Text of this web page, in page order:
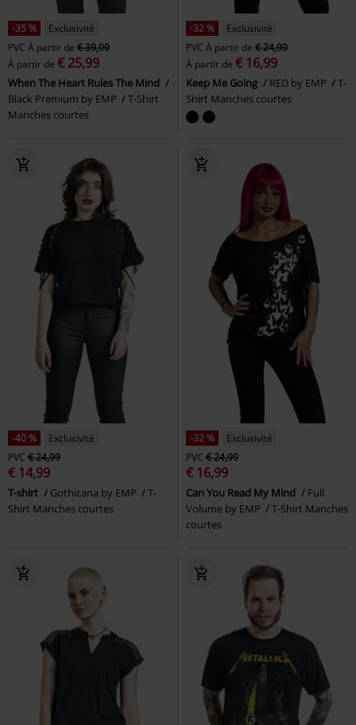
-35 %
Exclusivité
PVC À partir de € 39,99
À partir de € 25,99
When The Heart Rules The Mind
Black Premium by EMP
T-Shirt
Manches courtes
-32 %
Exclusivité
PVC À partir de € 24,99
À partir de € 16,99
Keep Me Going RED by EMP
T-
Shirt Manches courtes
-40 %
Exclusivité
PVC € 24,99
€ 14,99
T-shirt Gothicana by EMP
T-
Shirt Manches courtes
-32 %
Exclusivité
PVC € 24,99
€ 16,99
Can You Read My Mind
Full
Volume by EMP
T-Shirt Manches
courtes